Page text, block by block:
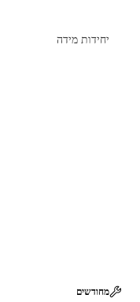
יחידות מידה
מחודשים